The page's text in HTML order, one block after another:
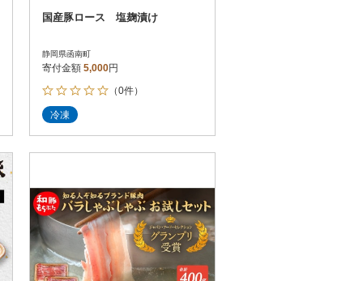
国産豚ロース 塩麹漬け
静岡県函南町
寄付金額 5,000円
（0件）
冷凍